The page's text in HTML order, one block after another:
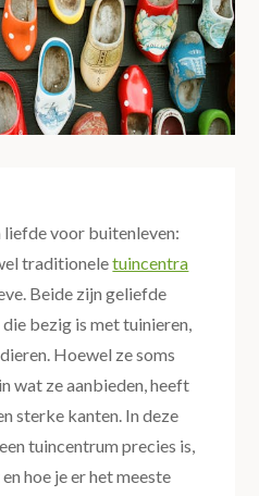
liefde voor buitenleven:
traditioneletuincentra
Beide zijn geliefde
bezig is met tuinieren,
Hoewel ze soms
wat ze aanbieden, heeft
sterke kanten. In deze
tuincentrum precies is,
hoe je er het meeste